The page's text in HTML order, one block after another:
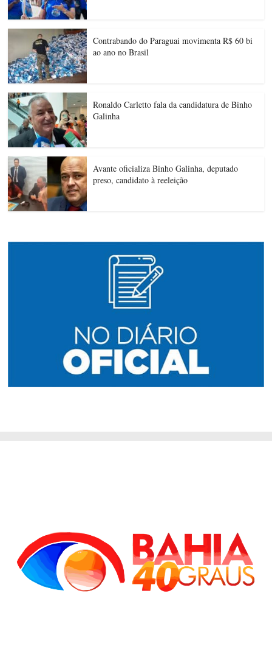
Contrabando do Paraguai movimenta R$ 60 bi
ao ano no Brasil
Ronaldo Carletto fala da candidatura de Binho
Galinha
Avante oficializa Binho Galinha, deputado
preso, candidato à reeleição